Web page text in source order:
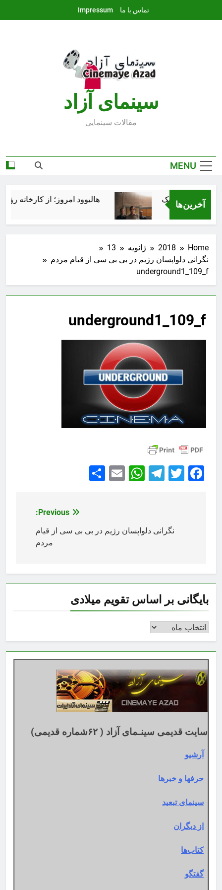
تماس با ما Impressum
سينماى آزاد
مقالات سينمايى
MENU
آخرین‌ها هالیوود امروز؛ از کارخانه
Home
2018 ژانویه
13
نگرانی دلواپسان رژیم در بی بی سی از قیام مردم
underground1_109_f
underground1_109_f
Facebook
Twitter
Telegram
WhatsApp
Email
نوشته
Previous:
نگرانی دلواپسان رژیم در بی بی سی از قیام
مردم
بایگانی بر اساس تقویم میلادی
بایگانی
اساس
تقویم
میلادی
سایت قدیمی سینـمای آزاد ( ۶۲شماره قدیمی)
آرشیو
حرفها و خبرها
سینمای تبعید
از دیگران
کتاب‌ها
گفتگو